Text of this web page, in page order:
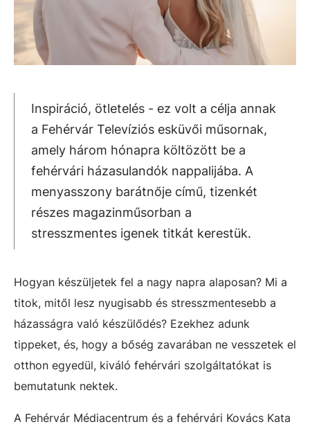
Inspiráció, ötletelés - ez volt a célja annak
a Fehérvár Televíziós esküvői műsornak,
amely három hónapra költözött be a
fehérvári házasulandók nappalijába. A
menyasszony barátnője című, tizenkét
részes magazinműsorban a
stresszmentes igenek titkát kerestük.
Hogyan készüljetek fel a nagy napra alaposan? Mi a
titok, mitől lesz nyugisabb és stresszmentesebb a
házasságra való készülődés? Ezekhez adunk
tippeket, és, hogy a bőség zavarában ne vesszetek el
otthon egyedül, kiváló fehérvári szolgáltatókat is
bemutatunk nektek.
A Fehérvár Médiacentrum és a fehérvári Kovács Kata